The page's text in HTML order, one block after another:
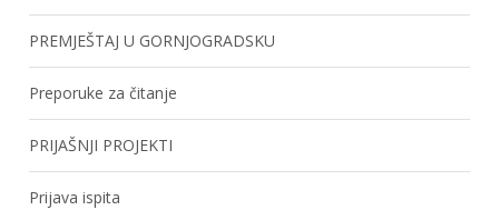
PREMJEŠTAJ U GORNJOGRADSKU
Preporuke za čitanje
PRIJAŠNJI PROJEKTI
Prijava ispita